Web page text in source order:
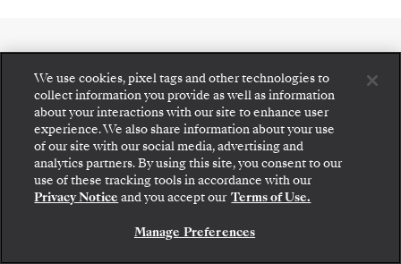
SILVER ORIGIN
SPEISEMÖGLICHKEITEN
2 RESTAURANTS
Gehen Sie an Bord: Wählen Sie Ihre Suite und
prüfen Sie die Preise und Inklusivleistungen, bevor
Sie Ihre Silversea-Reise sicher bestätigen.
BUCHEN SIE IHRE SUITE
We use cookies, pixel tags and other technologies to
collect information you provide as well as information
about your interactions with our site to enhance user
experience. We also share information about your use
of our site with our social media, advertising and
analytics partners. By using this site, you consent to our
use of these tracking tools in accordance with our
Privacy Notice and you accept our Terms of Use.
Manage Preferences